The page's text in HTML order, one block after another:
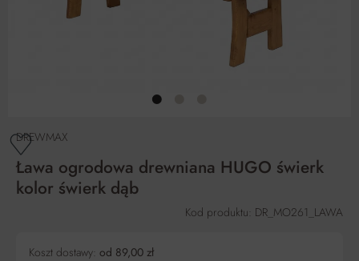
DREWMAX
Ława ogrodowa drewniana HUGO świerk
kolor świerk dąb
Kod produktu: DR_MO261_LAWA
Koszt dostawy: od 89,00 zł